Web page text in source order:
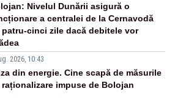
Nivelul Dunării asigură o
a centralei de la Cernavodă
patru-cinci zile dacă debitele vor
2026, 10:43
din energie. Cine scapă de măsurile
raționalizare impuse de Bolojan